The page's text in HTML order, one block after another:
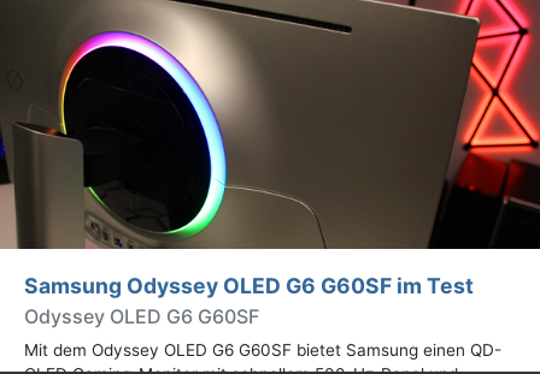
Samsung Odyssey OLED G6 G60SF im Test
Odyssey OLED G6 G60SF
Mit dem Odyssey OLED G6 G60SF bietet Samsung einen QD-